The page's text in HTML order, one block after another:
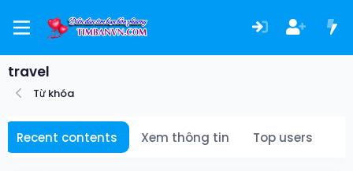
travel
Từ khóa
Recent contents Xem thông tin Top users